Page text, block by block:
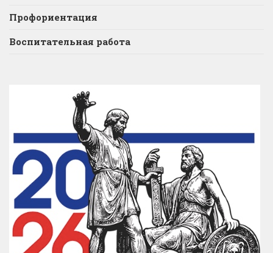
Профориентация
Воспитательная работа